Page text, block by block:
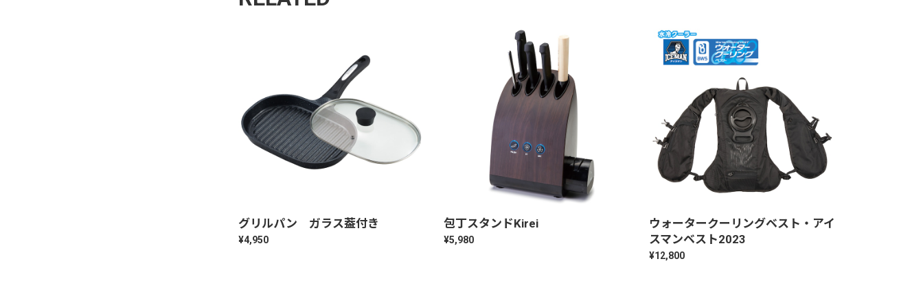
グリルパン ガラス葢付き
¥4,950
包丁スタンドKirei
¥5,980
ウォータークーリングベスト・アイ
スマンベスト2023
¥12,800